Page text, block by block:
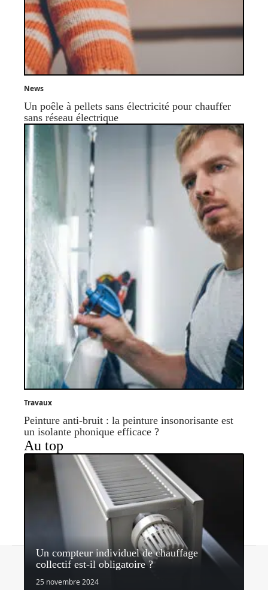
News
Un poêle à pellets sans électricité pour chauffer
sans réseau électrique
Travaux
Peinture anti-bruit : la peinture insonorisante est
un isolante phonique efficace ?
Au top
Un compteur individuel de chauffage
collectif est-il obligatoire ?
25 novembre 2024© 2026 | quipeutlefaire.fr
Contact Mentions légales Sitemap